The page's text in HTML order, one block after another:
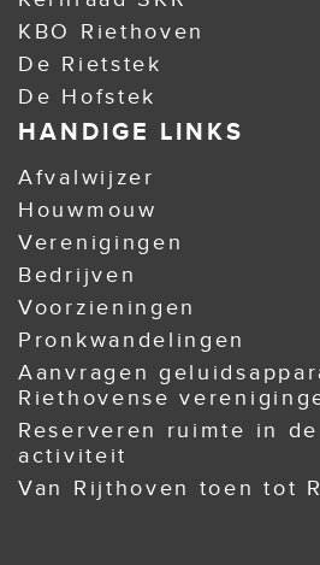
KBO Riethoven
De Rietstek
De Hofstek
HANDIGE LINKS
Afvalwijzer
Houwmouw
Verenigingen
Bedrijven
Voorzieningen
Pronkwandelingen
Aanvragen
Riethovense
Reserveren ruimte in
activiteit
Van Rijthoven toen tot